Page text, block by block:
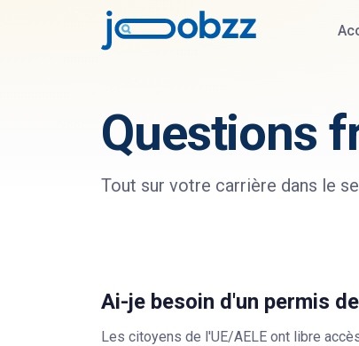
Questions
Tout sur votre carrière dans le
Ai-je besoin d'un permis
Les citoyens de l'UE/AELE ont libre